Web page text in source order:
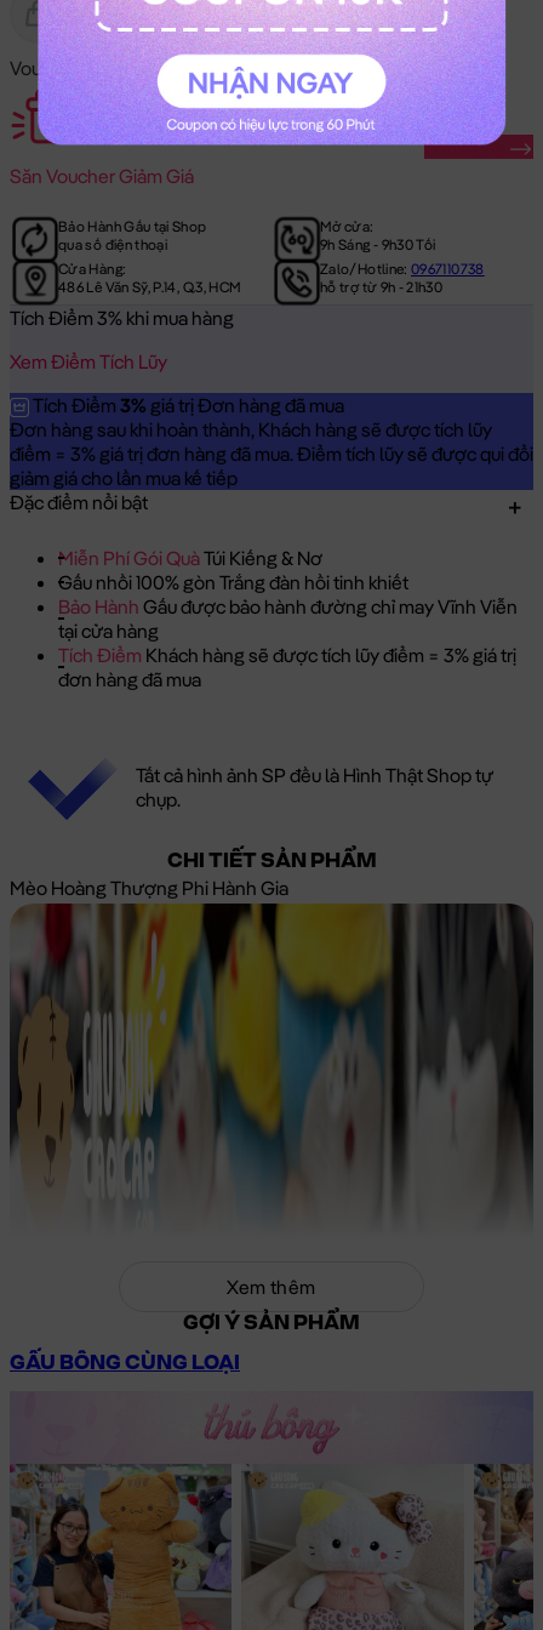
Gửi Tặng Hết Hàng
Voucher Mã Khuyến Mãi:
Săn Voucher Giảm Giá
Săn Ngay
Bảo Hành Gấu tại Shop
qua số điện thoại
Mở cửa:
9h Sáng - 9h30 Tối
Cửa Hàng:
486 Lê Văn Sỹ, P.14, Q.3, HCM
Zalo/Hotline:0967110738
hỗ trợ từ 9h - 21h30
Tích Điểm 3% khi mua hàng
Xem Điểm Tích Lũy
Tích Điểm 3% giá trị Đơn hàng đã mua
Đơn hàng sau khi hoàn thành, Khách hàng sẽ được tích lũy
điểm = 3% giá trị đơn hàng đã mua. Điểm tích lũy sẽ được qui đổi
giảm giá cho lần mua kế tiếp
Đặc điểm nổi bật
Miễn Phí Gói QuàTúi Kiếng & Nơ
Gấu nhồi 100% gòn Trắng đàn hồi tinh khiết
Bảo Hành Gấu được bảo hành đường chỉ may Vĩnh Viễn
tại cửa hàng
Tích Điểm Khách hàng sẽ được tích lũy điểm = 3% giá trị
đơn hàng đã mua
Tất cả hình ảnh SP đều là Hình Thật Shop tự
chụp.
CHI TIẾT SẢN PHẨM
Mèo Hoàng Thượng Phi Hành Gia
Xem thêm
GỢI Ý SẢN PHẨM
GẤU BÔNG CÙNG LOẠI